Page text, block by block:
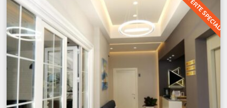
OFFERTE SPECIALI